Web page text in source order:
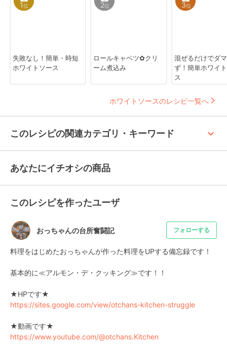
1位
失敗なし！簡単・時短
ホワイトソース
2位
ロールキャベツ✿クリ
ーム煮込み
3位
混ぜるだけでダ
ず！簡単ホワイ
ス
ホワイトソースのレシピ一覧へ
このレシピの関連カテゴリ・キーワード keyboard_arrow_up
あなたにイチオシの商品
このレシピを作ったユーザ
おっちゃんの台所奮闘記 フォローする
料理をはじめたおっちゃんが作った料理をUPする備忘録です！
基本的に≪アルモン・デ・クッキング≫です！！
https://sites.google.com/view/otchans-kitchen-struggle
https://www.youtube.com/@otchans.Kitchen